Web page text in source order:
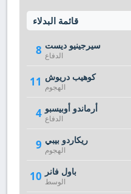
قائمة البدلاء
8 سيرجينيو ديست
الدفاع
11 كوهيب دريوش
الهجوم
4 أرماندو أوبيسبو
الدفاع
9 ريكاردو بيبي
الهجوم
10 باول فانر
الوسط